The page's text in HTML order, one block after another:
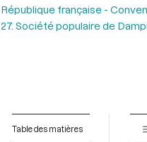
République française -
27. Société populaire de
Table des matières